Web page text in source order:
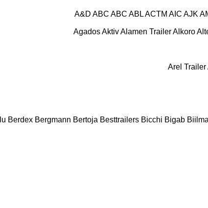
A&D ABC ABC ABLACTM AIC AJK
AgadosAktivAlamen TrailerAlkoro
Arel Trailer
Berdex Bergmann Bertoja Besttrailers Bicchi Bigab